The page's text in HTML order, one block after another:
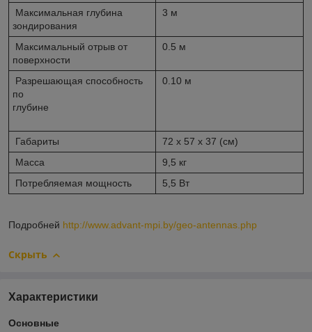
Максимальная глубина
зондирования
3 м
Максимальный отрыв от
поверхности
0.5 м
Разрешающая способность
по
глубине
0.10 м
Габариты
72 х 57 х 37 (см)
Масса
9,5 кг
Потребляемая мощность
5,5 Вт
Подробней http://www.advant-mpi.by/geo-antennas.php
Скрыть
Характеристики
Основные